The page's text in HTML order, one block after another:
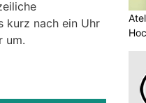
kurz nach ein Uhr
um.